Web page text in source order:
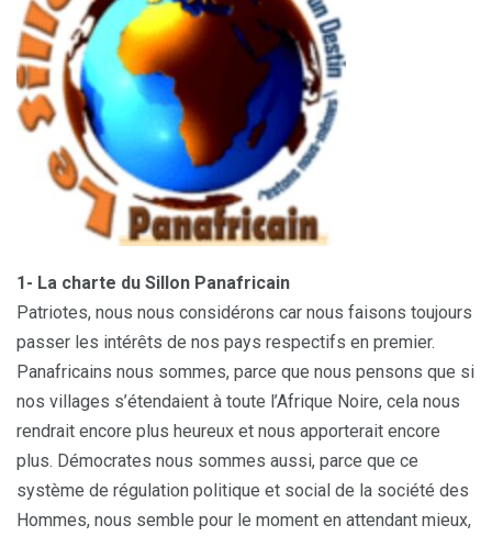
1- La charte du Sillon Panafricain
Patriotes, nous nous considérons car nous faisons toujours
passer les intérêts de nos pays respectifs en premier.
Panafricains nous sommes, parce que nous pensons que si
nos villages s’étendaient à toute l’Afrique Noire, cela nous
rendrait encore plus heureux et nous apporterait encore
plus. Démocrates nous sommes aussi, parce que ce
système de régulation politique et social de la société des
Hommes, nous semble pour le moment en attendant mieux,